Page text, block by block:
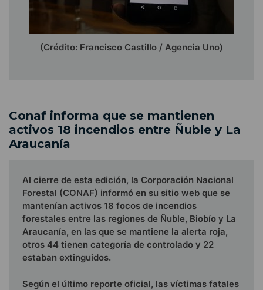
(Crédito: Francisco Castillo / Agencia Uno)
Conaf informa que se mantienen
activos 18 incendios entre Ñuble y La
Araucanía
Al cierre de esta edición, la Corporación Nacional
Forestal (CONAF) informó en su sitio web que se
mantenían activos 18 focos de incendios
forestales entre las regiones de Ñuble, Biobío y La
Araucanía, en las que se mantiene la alerta roja,
otros 44 tienen categoría de controlado y 22
estaban extinguidos.
Según el último reporte oficial, las víctimas fatales